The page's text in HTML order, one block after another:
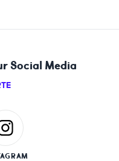
Social Media